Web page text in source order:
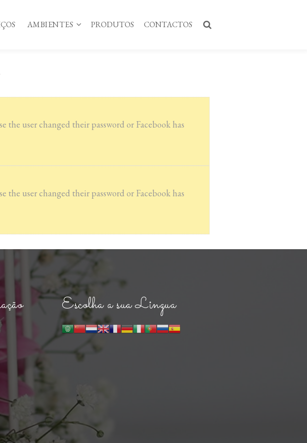
AMBIENTES
Tenda Panorâmica
PRODUTOS CONTACTOS
the user changed their password or Facebook has
the user changed their password or Facebook has
Escolha a sua Lingua